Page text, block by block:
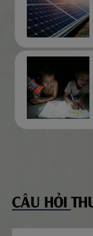
CÂU HỎI